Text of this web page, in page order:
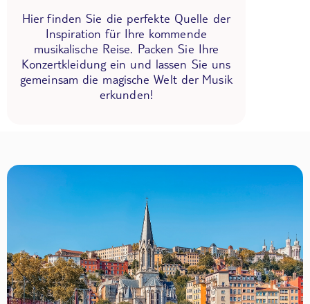
Hier finden Sie die perfekte Quelle der
Inspiration für Ihre kommende
musikalische Reise. Packen Sie Ihre
Konzertkleidung ein und lassen Sie uns
gemeinsam die magische Welt der Musik
erkunden!